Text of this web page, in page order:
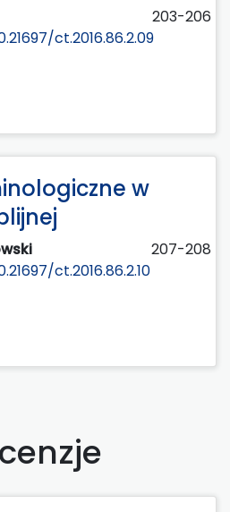
203-206
ct.2016.86.2.09
w
207-208
ct.2016.86.2.10